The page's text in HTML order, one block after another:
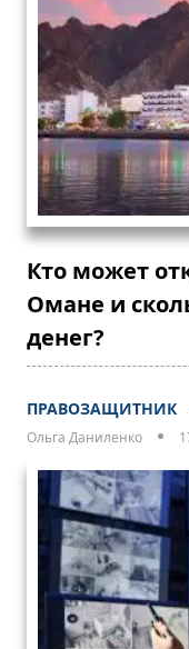
Кто может
Омане и
денег?
ПРАВОЗАЩИТНИК
Ольга Даниленко